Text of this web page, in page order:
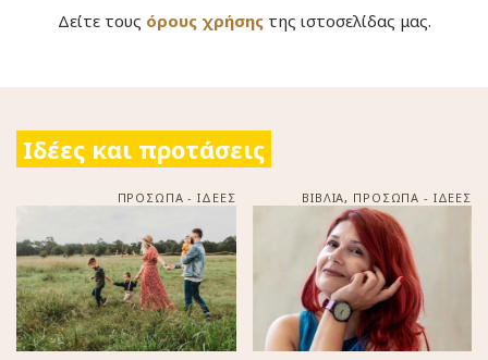
Δείτε τους όρους χρήσηςτης ιστοσελίδας μας.
Ιδέες και προτάσεις
ΠΡΟΣΩΠΑ - ΙΔΕΕΣ ΒΙΒΛΙΑ, ΠΡΟΣΩΠΑ - ΙΔΕΕΣ